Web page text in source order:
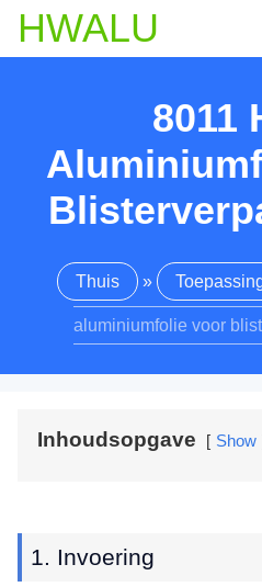
HWALU
8011
Thuis »
aluminiumfolie voor
Inhoudsopgave Show
1. Invoering